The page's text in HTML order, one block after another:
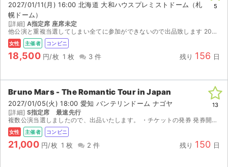
ご利用ガイド
手数料・お支払い方法
AIに質問する
よくある質問
お知らせ
2027/01/11(月) 16:00 北海道 大和ハウスプレミストドーム（札
幌ドーム）
[詳細] A指定席 座席未定
他公演と重複当選してしまい全てに参加ができないので出品致します 2027/1/3(日) 10:00～に発券発券番号が分かり次第お伝え致しますのでご自身でセブン-イレブンにて発券をお願い致します。
女性 主催者 コンビニ
18,500 円/枚 1 枚 3 件 残り 156 日
5
Bruno Mars - The Romantic Tour in Japan
2027/01/05(火) 18:00 愛知 バンテリンドーム ナゴヤ
[詳細] S指定席 最速先行
複数公演当選しましたので、出品いたします。 ・チケットの発券 発券開始後、13桁の発券番号をお伝えしますので、ご自身の最寄りのコンビニ（セブン-イレブンイレブン）にて発券をお願いします。 ・...
女性 主催者 コンビニ
21,000 円/枚 1 枚 2 件 残り 150 日
13